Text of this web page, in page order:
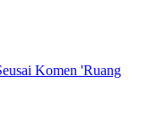
Komen 'Ruang